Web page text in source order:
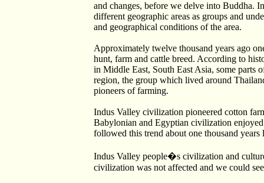
and changes, before we delve into Buddha.
different geographic areas as groups and
and geographical conditions of the area.
Approximately twelve thousand years ago
hunt, farm and cattle breed. According to
in Middle East, South East Asia, some parts
region, the group which lived around
pioneers of farming.
Indus Valley civilization pioneered cotton
Babylonian and Egyptian civilization
followed this trend about one thousand years
Indus Valley people�s civilization and
civilization was not affected and we could